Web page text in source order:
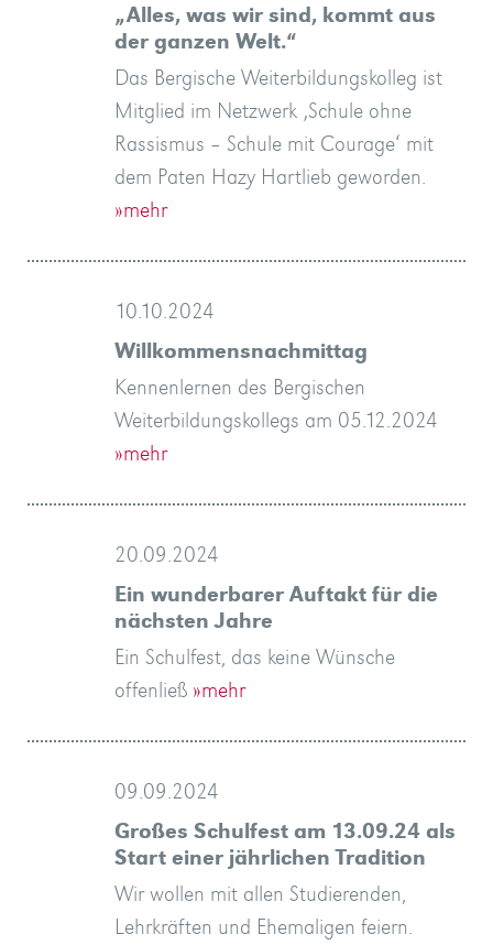
„Alles, was wir sind, kommt aus
der ganzen Welt.“
Das Bergische Weiterbildungskolleg ist
Mitglied im Netzwerk ‚Schule ohne
Rassismus – Schule mit Courage‘ mit
dem Paten Hazy Hartlieb geworden.
»mehr
10.10.2024
Willkommensnachmittag
Kennenlernen des Bergischen
Weiterbildungskollegs am 05.12.2024
»mehr
20.09.2024
Ein wunderbarer Auftakt für die
nächsten Jahre
Ein Schulfest, das keine Wünsche
offenließ »mehr
09.09.2024
Großes Schulfest am 13.09.24 als
Start einer jährlichen Tradition
Wir wollen mit allen Studierenden,
Lehrkräften und Ehemaligen feiern.